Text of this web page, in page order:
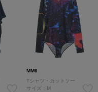
MM6
Tシャツ・カットソー
サイズ：M